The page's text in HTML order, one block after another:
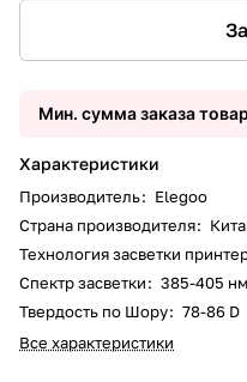
Мин. сумма заказа
Характеристики
Производитель: Elegoo
Страна производителя:
Технология засветки
Спектр засветки: 385-405 нм
Твердость по Шору: 78-86 D
Все характеристики